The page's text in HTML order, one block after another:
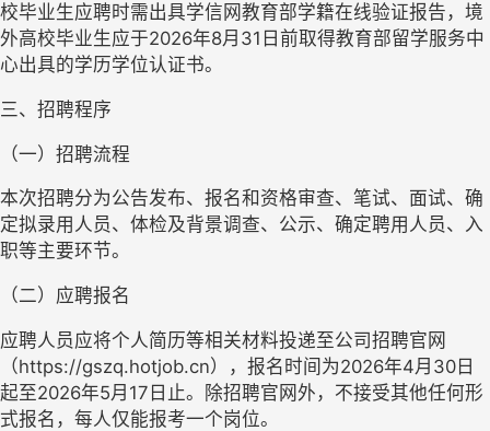
校毕业生应聘时需出具学信网教育部学籍在线验证报告，境
外高校毕业生应于2026年8月 31 日前取得教育部留学服务中
心出具的学历学位认证书。
三、招聘程序
（一）招聘流程
本次招聘分为公告发布、报名和资格审查、笔试、面试、确
定拟录用人员、体检及背景调查、公示、确定聘用人员、入
职等主要环节。
（二）应聘报名
应聘人员应将个人简历等相关材料投递至公司招聘官网
（https://gszq.hotjob.cn），报名时间为2026年4月 30日
起至2026年5月 17 日止。除招聘官网外，不接受其他任何形
式报名，每人仅能报考一个岗位。